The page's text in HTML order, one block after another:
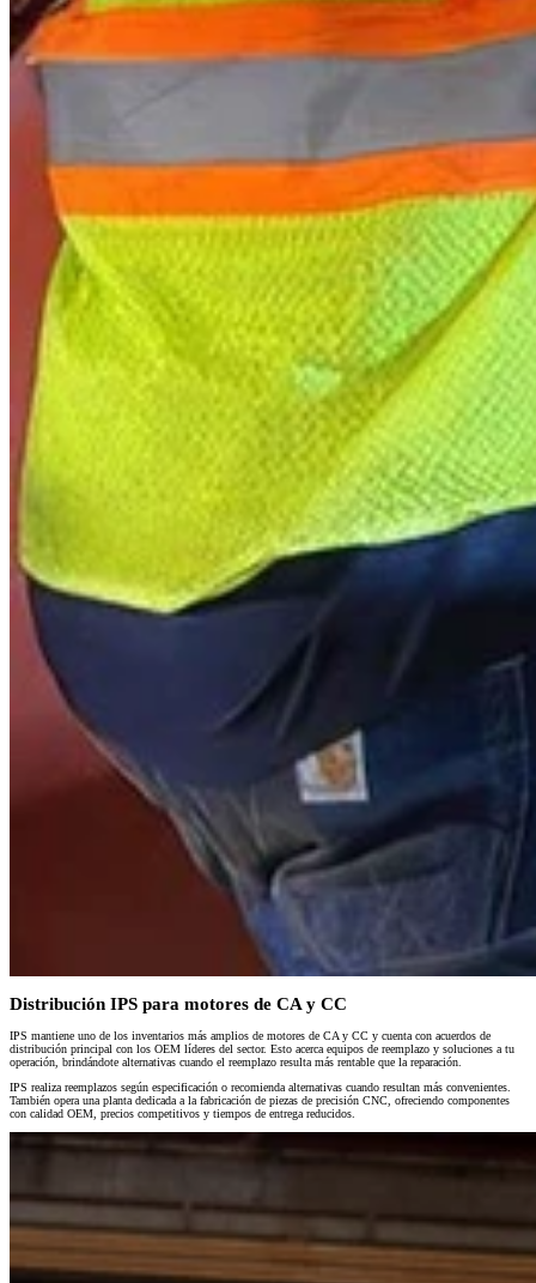
Distribución IPS para motores de CA y CC
IPS mantiene uno de los inventarios más amplios de motores de CA y CC y cuenta con acuerdos de
distribución principal con los OEM líderes del sector. Esto acerca equipos de reemplazo y soluciones a tu
operación, brindándote alternativas cuando el reemplazo resulta más rentable que la reparación.
IPS realiza reemplazos según especificación o recomienda alternativas cuando resultan más convenientes.
También opera una planta dedicada a la fabricación de piezas de precisión CNC, ofreciendo componentes
con calidad OEM, precios competitivos y tiempos de entrega reducidos.